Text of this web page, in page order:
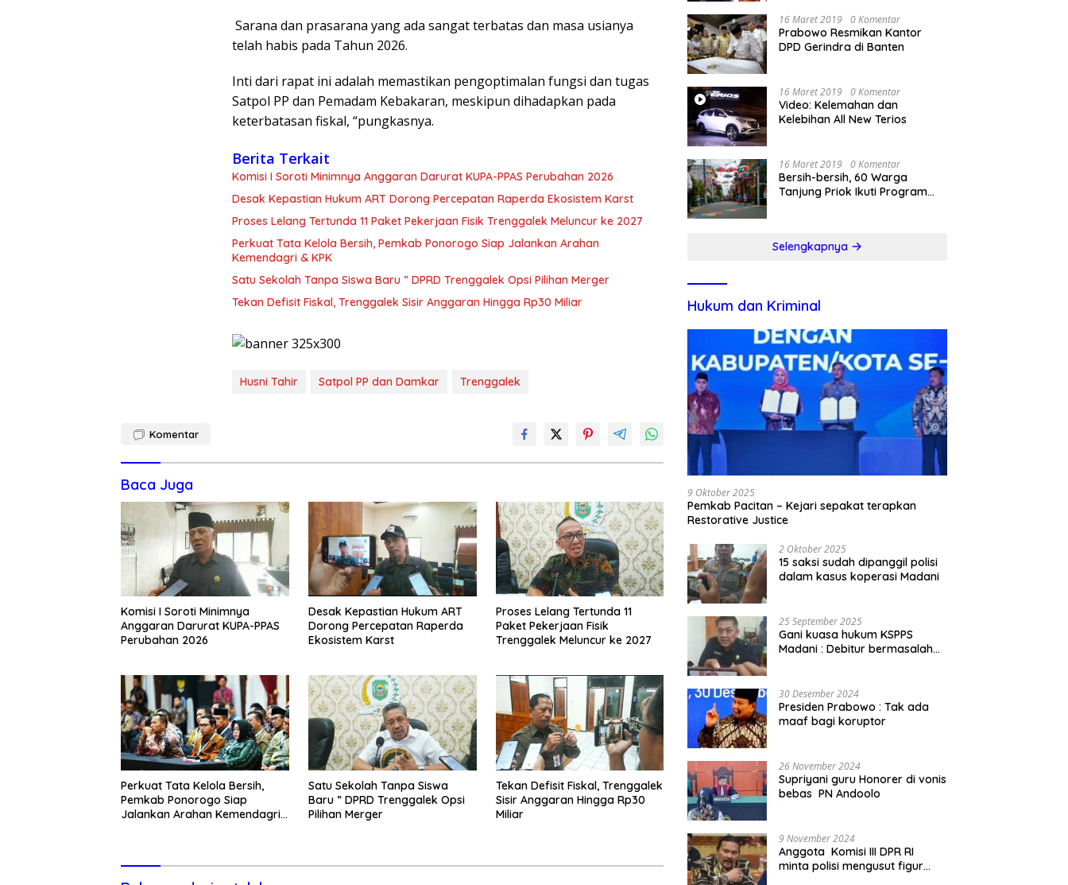
​ Sarana dan prasarana yang ada sangat terbatas dan masa usianya
telah habis pada Tahun 2026.
​Inti dari rapat ini adalah memastikan pengoptimalan fungsi dan tugas
Satpol PP dan Pemadam Kebakaran, meskipun dihadapkan pada
keterbatasan fiskal, “pungkasnya.
Berita Terkait
Komisi I Soroti Minimnya Anggaran Darurat KUPA-PPAS Perubahan 2026
Desak Kepastian Hukum ART Dorong Percepatan Raperda Ekosistem Karst
Proses Lelang Tertunda 11 Paket Pekerjaan Fisik Trenggalek Meluncur ke 2027
Perkuat Tata Kelola Bersih, Pemkab Ponorogo Siap Jalankan Arahan
Kemendagri & KPK
Satu Sekolah Tanpa Siswa Baru ” DPRD Trenggalek Opsi Pilihan Merger
Tekan Defisit Fiskal, Trenggalek Sisir Anggaran Hingga Rp30 Miliar
Husni Tahir Satpol PP dan Damkar Trenggalek
Komentar
Baca Juga
Komisi I Soroti Minimnya
Anggaran Darurat KUPA-PPAS
Perubahan 2026
Desak Kepastian Hukum ART
Dorong Percepatan Raperda
Ekosistem Karst
Proses Lelang Tertunda 11
Paket Pekerjaan Fisik
Trenggalek Meluncur ke 2027
Perkuat Tata Kelola Bersih,
Pemkab Ponorogo Siap
Jalankan Arahan Kemendagri
Satu Sekolah Tanpa Siswa
Baru ” DPRD Trenggalek Opsi
Pilihan Merger
Tekan Defisit Fiskal, Trenggalek
Sisir Anggaran Hingga Rp30
Miliar
16 Maret 2019 0 Komentar
Prabowo Resmikan Kantor
DPD Gerindra di Banten
16 Maret 2019 0 Komentar
Video: Kelemahan dan
Kelebihan All New Terios
16 Maret 2019 0 Komentar
Bersih-bersih, 60 Warga
Tanjung Priok Ikuti Program
Selengkapnya
Hukum dan Kriminal
9 Oktober 2025
Pemkab Pacitan – Kejari sepakat terapkan
Restorative Justice
2 Oktober 2025
15 saksi sudah dipanggil polisi
dalam kasus koperasi Madani
25 September 2025
Gani kuasa hukum KSPPS
Madani : Debitur bermasalah
30 Desember 2024
Presiden Prabowo : Tak ada
maaf bagi koruptor
26 November 2024
Supriyani guru Honorer di vonis
bebas PN Andoolo
9 November 2024
Anggota Komisi III DPR RI
minta polisi mengusut figur